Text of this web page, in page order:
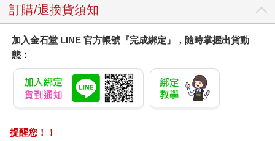
訂購/退換貨須知
加入金石堂 LINE 官方帳號『完成綁定』，隨時掌握出貨動
態：
提醒您！！